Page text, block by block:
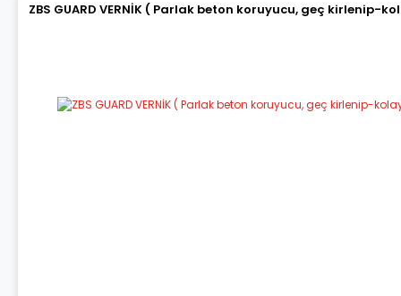
ZBS GUARD VERNİK ( Parlak beton koruyucu, geç kirlenip-